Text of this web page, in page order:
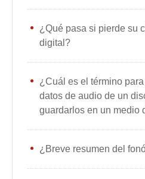
¿Qué pasa si pierde su
digital?
¿Cuál es el término
datos de audio de un
guardarlos en un medio
¿Breve resumen del